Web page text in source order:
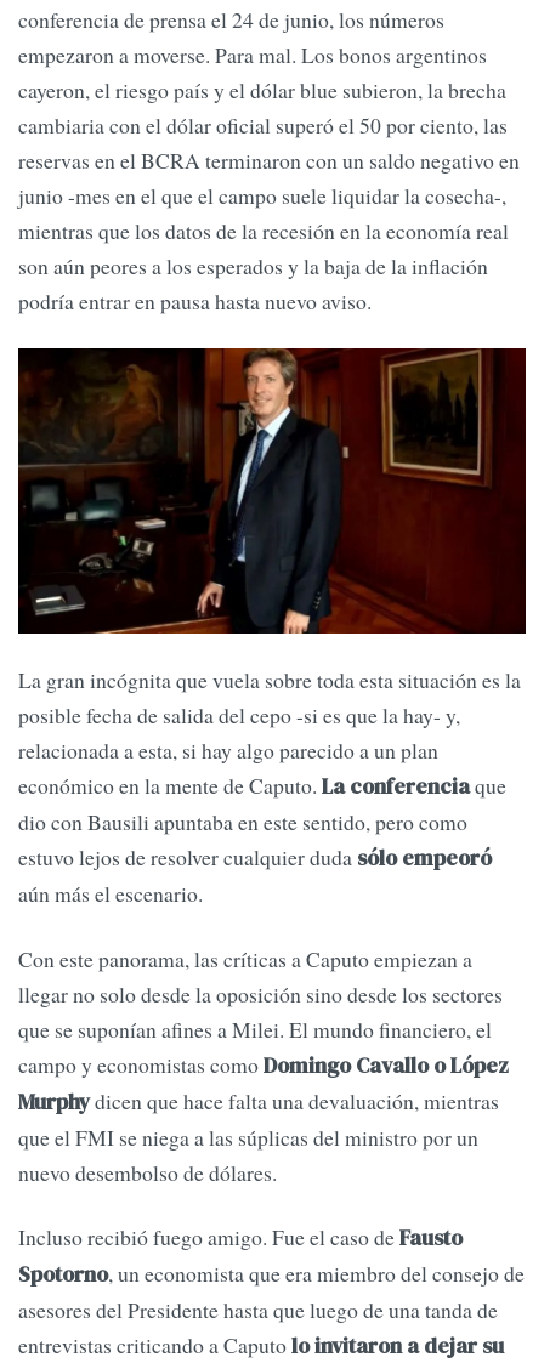
conferencia de prensa el 24 de junio, los números
empezaron a moverse. Para mal. Los bonos argentinos
cayeron, el riesgo país y el dólar blue subieron, la brecha
cambiaria con el dólar oficial superó el 50 por ciento, las
reservas en el BCRA terminaron con un saldo negativo en
junio -mes en el que el campo suele liquidar la cosecha-,
mientras que los datos de la recesión en la economía real
son aún peores a los esperados y la baja de la inflación
podría entrar en pausa hasta nuevo aviso.
La gran incógnita que vuela sobre toda esta situación es la
posible fecha de salida del cepo -si es que la hay- y,
relacionada a esta, si hay algo parecido a un plan
económico en la mente de Caputo. La conferenciaque
dio con Bausili apuntaba en este sentido, pero como
estuvo lejos de resolver cualquier duda sólo empeoró
aún más el escenario.
Con este panorama, las críticas a Caputo empiezan a
llegar no solo desde la oposición sino desde los sectores
que se suponían afines a Milei. El mundo financiero, el
campo y economistas comoDomingo Cavallo o López
Murphydicen que hace falta una devaluación, mientras
que el FMI se niega a las súplicas del ministro por un
nuevo desembolso de dólares.
Incluso recibió fuego amigo. Fue el caso deFausto
Spotorno, un economista que era miembro del consejo de
asesores del Presidente hasta que luego de una tanda de
entrevistas criticando a Caputolo invitaron a dejar su